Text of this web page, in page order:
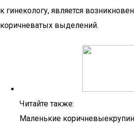
к гинекологу, является
коричневатых выделений.
Читайте также:
Маленькие